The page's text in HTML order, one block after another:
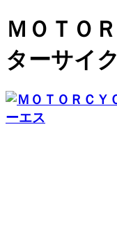
ＭＯＴＯ
ターサイ